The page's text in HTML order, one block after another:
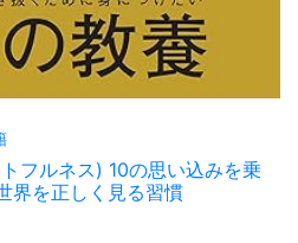
フルネス) 10の思い込みを乗
界を正しく見る習慣